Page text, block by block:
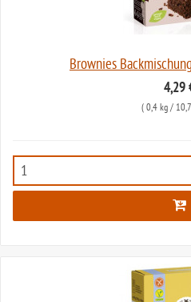
Brownies
4,29
( 0,4 kg/